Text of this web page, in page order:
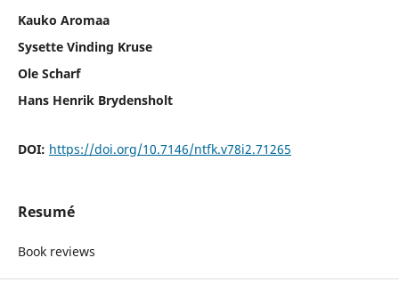
Kauko Aromaa
Sysette Vinding Kruse
Ole Scharf
Hans Henrik Brydensholt
DOI: https://doi.org/10.7146/ntfk.v78i2.71265
Resumé
Book reviews